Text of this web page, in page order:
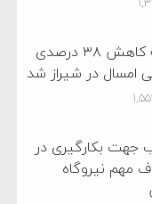
فرهنگ سازی منجر به کاهش ۳۸ درصدی
در شیراز شد
جهت بکارگیری در
مهم نیروگاه